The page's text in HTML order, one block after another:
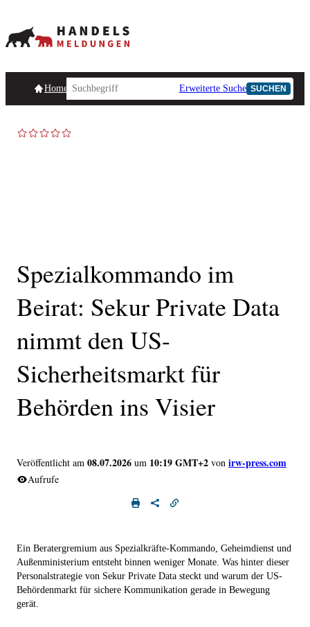
HomepageHandelsmeldungen Ad-Hoc-Meldungen
Erweiterte Suche SUCHEN
Spezialkommando im
Beirat: Sekur Private Data
nimmt den US-
Sicherheitsmarkt für
Behörden ins Visier
Veröffentlicht am 08.07.2026 um 10:19 GMT+2 von irw-press.com
Aufrufe
Ein Beratergremium aus Spezialkräfte-Kommando, Geheimdienst und
Außenministerium entsteht binnen weniger Monate. Was hinter dieser
Personalstrategie von Sekur Private Data steckt und warum der US-
Behördenmarkt für sichere Kommunikation gerade in Bewegung
gerät.